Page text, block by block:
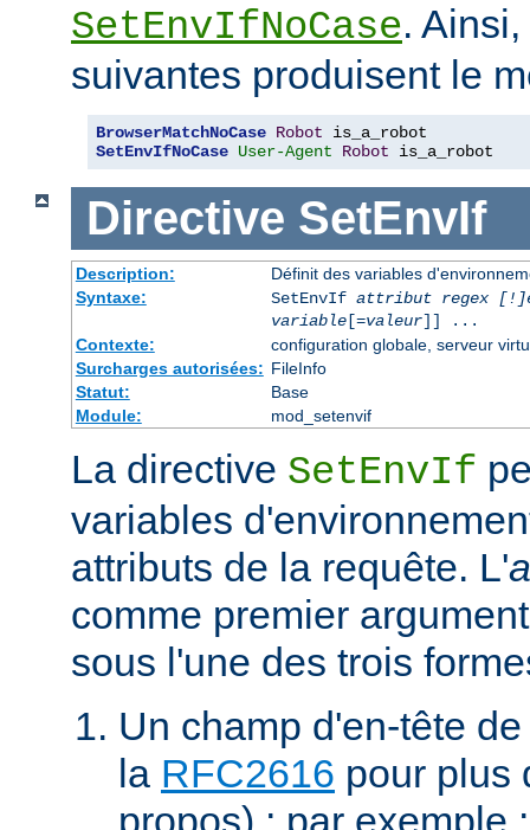
SetEnvIfNoCase.
suivantes produisent le
BrowserMatchNoCase Robot
SetEnvIfNoCase User-Agent Robot is_a_robot
Directive SetEnvIf
Description:
Définit des variables
Syntaxe:
SetEnvIf attribut regex
variable[=valeur]] ...
Contexte:
configuration globale, serveur
Surcharges autorisées: FileInfo
Statut:
Base
Module:
mod_setenvif
La directive SetEnvIf
variables
attributs de la requête. L'
comme premier
sous l'une des trois
Un champ d'en-tête
la RFC2616 pour plus
propos) ; par exemple